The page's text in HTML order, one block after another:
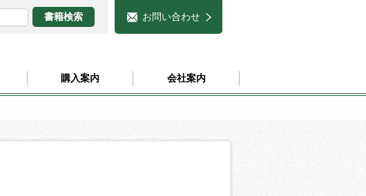
お問い合わせ
購入案内 会社案内